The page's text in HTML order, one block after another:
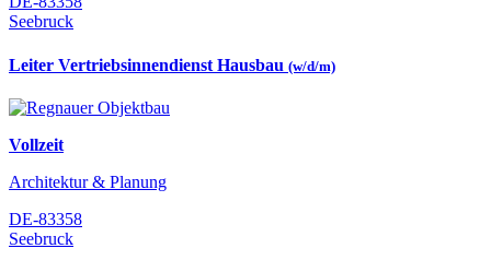
Seebruck
Leiter Vertriebsinnendienst Hausbau (w/d/m)
Vollzeit
Architektur & Planung
DE-83358
Seebruck